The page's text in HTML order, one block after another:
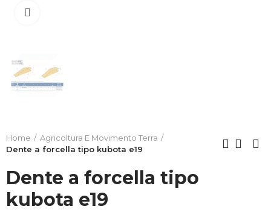
Home
Agricoltura E Movimento Terra
Dente a forcella tipo kubota e19
Dente a forcella tipo
kubota e19